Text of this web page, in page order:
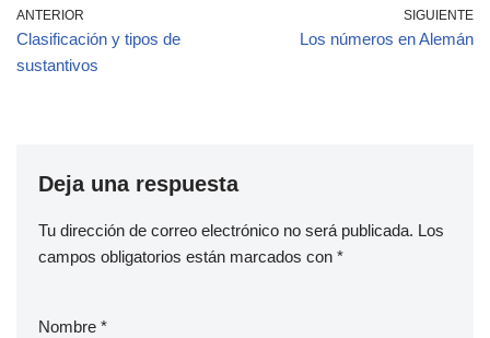
ANTERIOR
Clasificación y tipos de
sustantivos
SIGUIENTE
Los números en Alemán
Deja una respuesta
Tu dirección de correo electrónico no será publicada. Los
campos obligatorios están marcados con *
Nombre *